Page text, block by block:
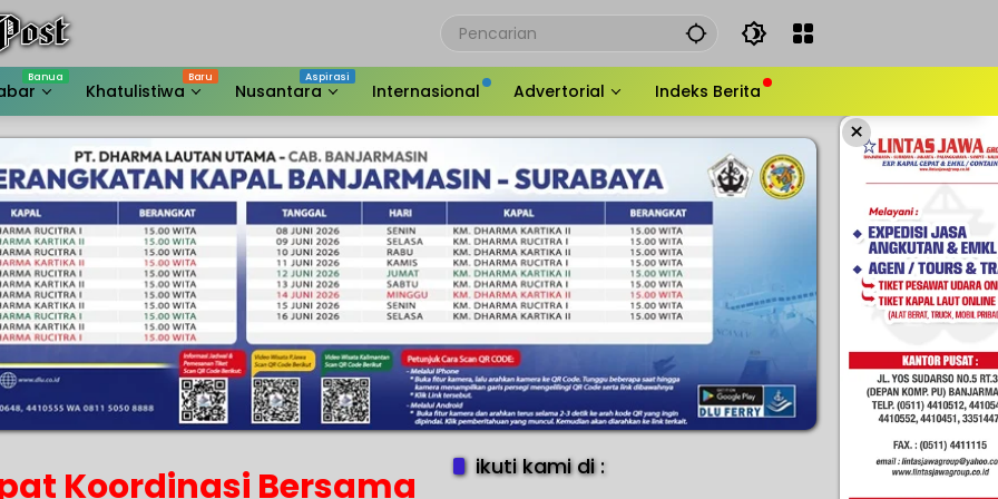
Khatulistiwa Nusantara Internasional Advertorial Indeks Berita
×
Koordinasi Bersama
ikuti kami di :